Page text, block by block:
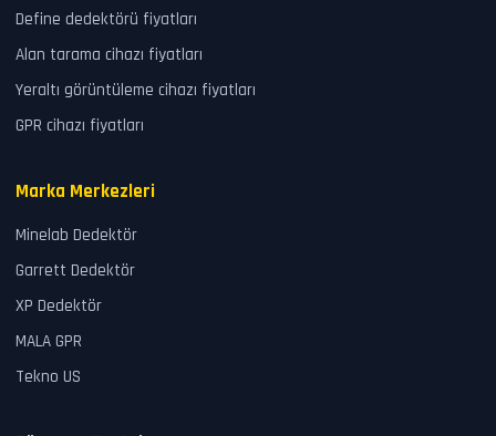
Define dedektörü fiyatları
Alan tarama cihazı fiyatları
Yeraltı görüntüleme cihazı fiyatları
GPR cihazı fiyatları
Marka Merkezleri
Minelab Dedektör
Garrett Dedektör
XP Dedektör
MALA GPR
Tekno US